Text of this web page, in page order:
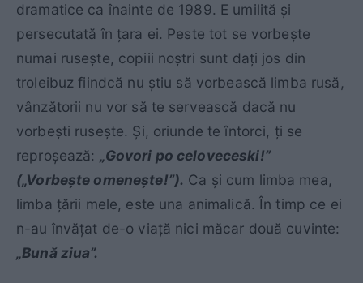
dramatice ca înainte de 1989. E umilită şi
persecutată în ţara ei. Peste tot se vorbeşte
numai ruseşte, copiii noştri sunt daţi jos din
troleibuz fiindcă nu ştiu să vorbească limba rusă,
vânzătorii nu vor să te servească dacă nu
vorbeşti ruseşte. Şi, oriunde te întorci, ţi se
reproşează: „Govori po celoveceski!”
(„Vorbeşte omeneşte!”). Ca şi cum limba mea,
limba ţării mele, este una animalică. În timp ce ei
n-au învăţat de-o viaţă nici măcar două cuvinte:
„Bună ziua”.